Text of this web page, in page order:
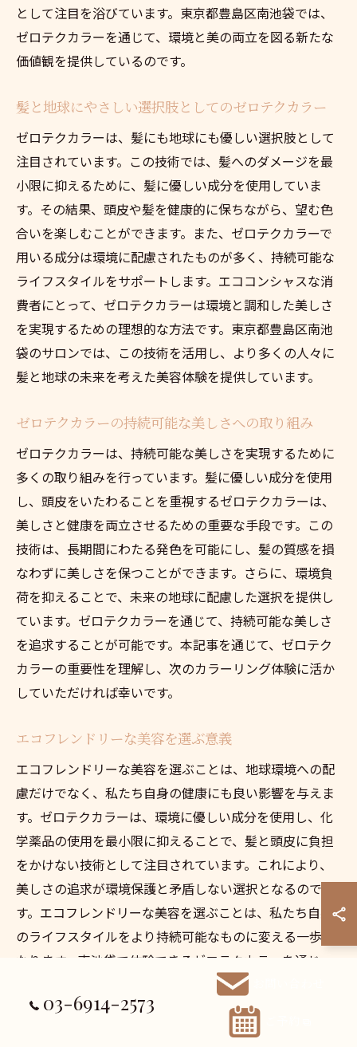
として注目を浴びています。東京都豊島区南池袋では、
ゼロテクカラーを通じて、環境と美の両立を図る新たな
価値観を提供しているのです。
髪と地球にやさしい選択肢としてのゼロテクカラー
ゼロテクカラーは、髪にも地球にも優しい選択肢として
注目されています。この技術では、髪へのダメージを最
小限に抑えるために、髪に優しい成分を使用していま
す。その結果、頭皮や髪を健康的に保ちながら、望む色
合いを楽しむことができます。また、ゼロテクカラーで
用いる成分は環境に配慮されたものが多く、持続可能な
ライフスタイルをサポートします。エココンシャスな消
費者にとって、ゼロテクカラーは環境と調和した美しさ
を実現するための理想的な方法です。東京都豊島区南池
袋のサロンでは、この技術を活用し、より多くの人々に
髪と地球の未来を考えた美容体験を提供しています。
ゼロテクカラーの持続可能な美しさへの取り組み
ゼロテクカラーは、持続可能な美しさを実現するために
多くの取り組みを行っています。髪に優しい成分を使用
し、頭皮をいたわることを重視するゼロテクカラーは、
美しさと健康を両立させるための重要な手段です。この
技術は、長期間にわたる発色を可能にし、髪の質感を損
なわずに美しさを保つことができます。さらに、環境負
荷を抑えることで、未来の地球に配慮した選択を提供し
ています。ゼロテクカラーを通じて、持続可能な美しさ
を追求することが可能です。本記事を通じて、ゼロテク
カラーの重要性を理解し、次のカラーリング体験に活か
していただければ幸いです。
エコフレンドリーな美容を選ぶ意義
エコフレンドリーな美容を選ぶことは、地球環境への配
慮だけでなく、私たち自身の健康にも良い影響を与えま
す。ゼロテクカラーは、環境に優しい成分を使用し、化
学薬品の使用を最小限に抑えることで、髪と頭皮に負担
をかけない技術として注目されています。これにより、
美しさの追求が環境保護と矛盾しない選択となるので
す。エコフレンドリーな美容を選ぶことは、私たち自身
のライフスタイルをより持続可能なものに変える一歩と
なります。南池袋で体験できるゼロテクカラーを通じ
て、地球に優しい美しさを手に入れ、新たな自分を見つ
ける喜びを感じてください。次回の記事では、さらに深
い美容の選択肢を探求していきますので、ぜひお楽しみ
03-6914-2573